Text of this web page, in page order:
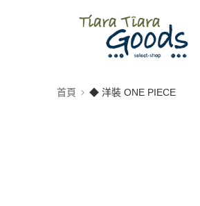
首頁 ◆ 洋裝 ONE PIECE